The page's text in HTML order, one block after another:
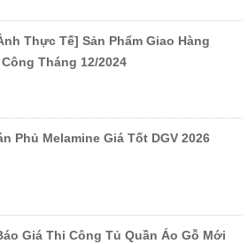
Thực Tế] Sản Phẩm Giao Hàng
Tháng 12/2024
Phủ Melamine Giá Tốt DGV 2026
Giá Thi Công Tủ Quần Áo Gỗ Mới